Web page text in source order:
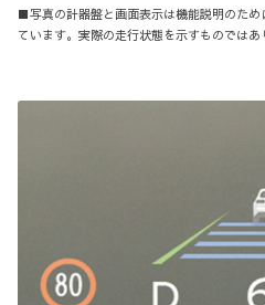
■写真の計器盤と画面表示は機能説明のた
ています。実際の走行状態を示すものではあ